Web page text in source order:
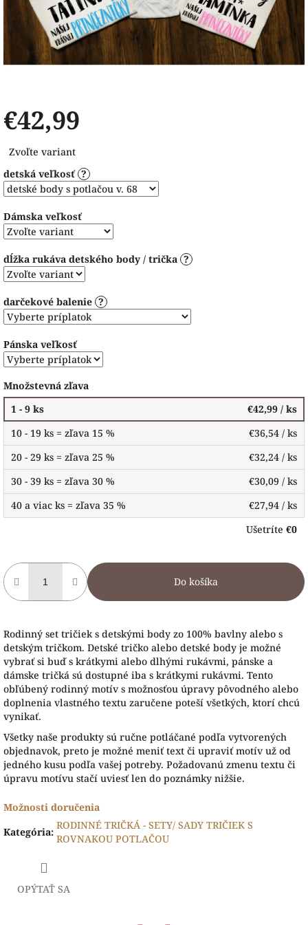
€42,99
cena:
Zvoľte variant
detská veľkosť ?
Dámska veľkosť
dĺžka rukáva detského body / trička ?
darčekové balenie ?
Pánska veľkosť
Množstevná zľava
1 - 9 ks
€42,99 / ks
10 - 19 ks = zľava 15 %
€36,54 / ks
20 - 29 ks = zľava 25 %
€32,24 / ks
30 - 39 ks = zľava 30 %
€30,09 / ks
40 a viac ks = zľava 35 %
€27,94 / ks
Ušetríte €0
Do košíka
Rodinný set tričiek s detskými body zo 100% bavlny alebo s
detským tričkom. Detské tričko alebo detské body je možné
vybrať si buď s krátkymi alebo dlhými rukávmi, pánske a
dámske tričká sú dostupné iba s krátkymi rukávmi. Tento
obľúbený rodinný motív s možnosťou úpravy pôvodného alebo
doplnenia vlastného textu zaručene poteší všetkých, ktorí chcú
vynikať.
Všetky naše produkty sú ručne potláčané podľa vytvorených
objednavok, preto je možné meniť text či upraviť motív už od
jedného kusu podľa vašej potreby. Požadovanú zmenu textu či
úpravu motívu stačí uviesť len do poznámky nižšie.
Možnosti doručenia
Kategória:
RODINNÉ TRIČKÁ - SETY/ SADY TRIČIEK S
ROVNAKOU POTLAČOU
OPÝTAŤ SA